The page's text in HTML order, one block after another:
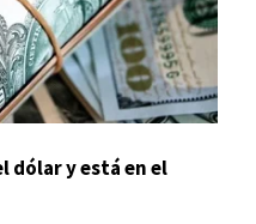
dólar y está en el